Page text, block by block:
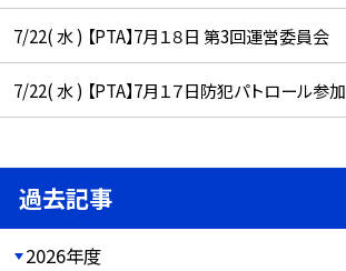
7/22( 水 ) 【PTA】7月１８日 第3回運営委員会
7/22( 水 ) 【PTA】7月１７日防犯パトロール参加
過去記事
2026年度